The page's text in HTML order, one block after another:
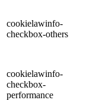
cookielawinfo-
checkbox-others
cookielawinfo-
checkbox-
performance